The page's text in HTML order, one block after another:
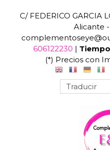
C/ FEDERICO GARCIA
Alicante
606122230 |
(*) Precios con